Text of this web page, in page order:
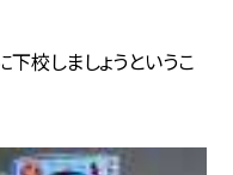
校しましょうというこ